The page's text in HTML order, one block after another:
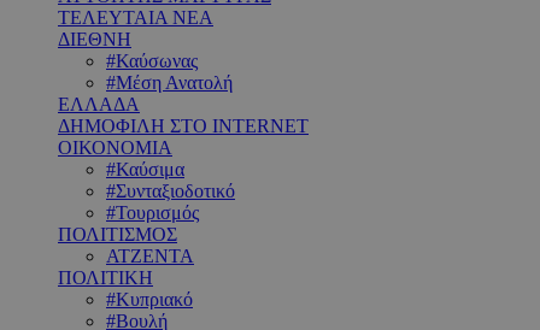
ΤΕΛΕΥΤΑΙΑ ΝΕΑ
ΔΙΕΘΝΗ
#Καύσωνας
#Μέση Ανατολή
ΕΛΛΑΔΑ
ΔΗΜΟΦΙΛΗ ΣΤΟ INTERNET
ΟΙΚΟΝΟΜΙΑ
#Καύσιμα
#Συνταξιοδοτικό
#Τουρισμός
ΠΟΛΙΤΙΣΜΟΣ
ΑΤΖΕΝΤΑ
ΠΟΛΙΤΙΚΗ
#Κυπριακό
#Βουλή